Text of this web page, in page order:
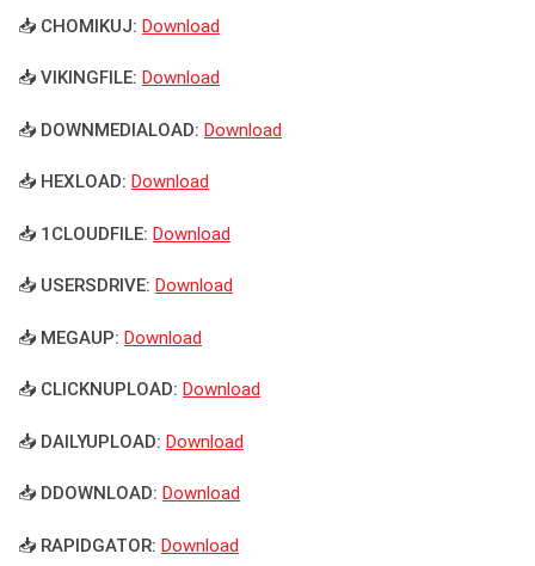
📥 CHOMIKUJ: Download
📥 VIKINGFILE: Download
📥 DOWNMEDIALOAD: Download
📥 HEXLOAD: Download
📥 1CLOUDFILE: Download
📥 USERSDRIVE: Download
📥 MEGAUP: Download
📥 CLICKNUPLOAD: Download
📥 DAILYUPLOAD: Download
📥 DDOWNLOAD: Download
📥 RAPIDGATOR: Download